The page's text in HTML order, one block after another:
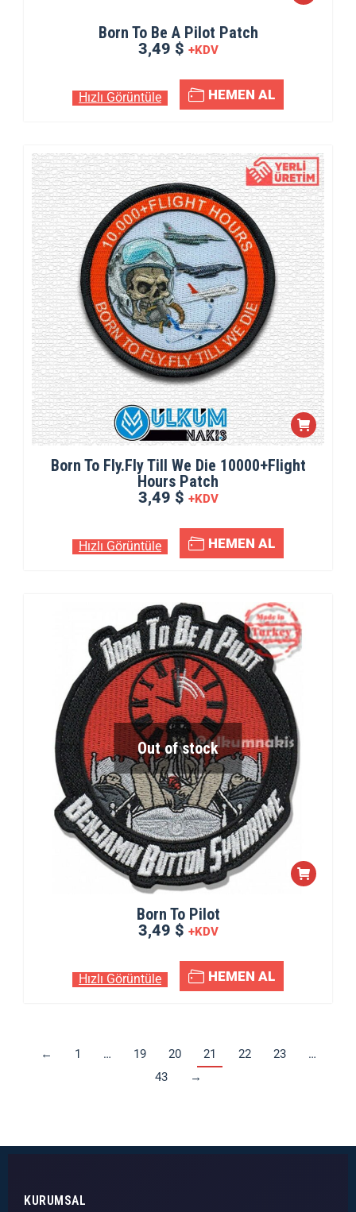
Born To Be A Pilot Patch
3,49 $ +KDV
Hızlı Görüntüle HEMEN AL
Born To Fly.Fly Till We Die 10000+Flight
Hours Patch
3,49 $ +KDV
Hızlı Görüntüle HEMEN AL
Out of stock
Born To Pilot
3,49 $ +KDV
Hızlı Görüntüle HEMEN AL
← 1 … 19 20 21 22 23
…
43
→
KURUMSAL